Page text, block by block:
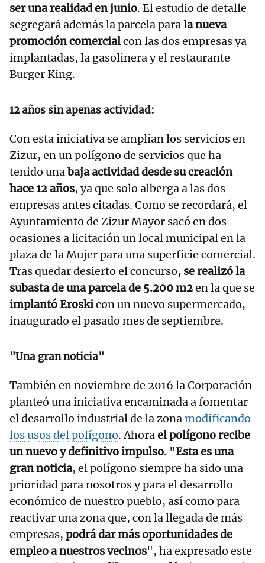
ser una realidad en junio. El estudio de detalle
segregará además la parcela para la nueva
promoción comercialcon las dos empresas ya
implantadas, la gasolinera y el restaurante
Burger King.
12 años sin apenas actividad:
Con esta iniciativa se amplían los servicios en
Zizur, en un polígono de servicios que ha
tenido unabaja actividad desde su creación
hace 12 años, ya que solo alberga a las dos
empresas antes citadas. Como se recordará, el
Ayuntamiento de Zizur Mayor sacó en dos
ocasiones a licitación un local municipal en la
plaza de la Mujer para una superficie comercial.
Tras quedar desierto el concurso, se realizó la
subasta de una parcela de 5.200 m2en la que se
implantó Eroskicon un nuevo supermercado,
inaugurado el pasado mes de septiembre.
"Una gran noticia"
También en noviembre de 2016 la Corporación
planteó una iniciativa encaminada a fomentar
el desarrollo industrial de la zonamodificando
los usos del polígono. Ahorael polígono recibe
un nuevo y definitivo impulso. "Esta es una
gran noticia, el polígono siempre ha sido una
prioridad para nosotros y para el desarrollo
económico de nuestro pueblo, así como para
reactivar una zona que, con la llegada de más
empresas, podrá dar más oportunidades de
empleo a nuestros vecinos", ha expresado este